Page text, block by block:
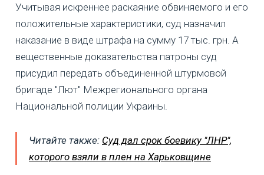
Учитывая искреннее раскаяние обвиняемого и его
положительные характеристики, суд назначил
наказание в виде штрафа на сумму 17 тыс. грн. А
вещественные доказательства патроны суд
присудил передать объединенной штурмовой
бригаде "Лют" Межрегионального органа
Национальной полиции Украины.
Читайте также: Суд дал срок боевику "ЛНР",
которого взяли в плен на Харьковщине